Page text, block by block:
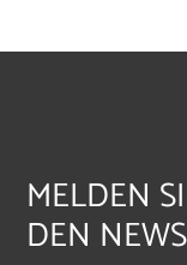
MELDEN
DEN